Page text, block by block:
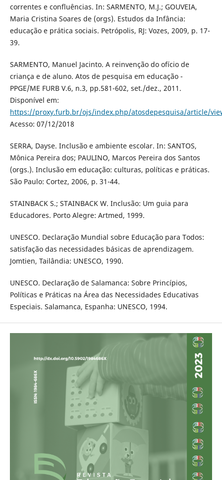
correntes e confluências. In: SARMENTO, M.J.; GOUVEIA,
Maria Cristina Soares de (orgs). Estudos da Infância:
educação e prática sociais. Petrópolis, RJ: Vozes, 2009, p. 17-
39.
SARMENTO, Manuel Jacinto. A reinvenção do ofício de
criança e de aluno. Atos de pesquisa em educação -
PPGE/ME FURB V.6, n.3, pp.581-602, set./dez., 2011.
Disponível em:
https://proxy.furb.br/ojs/index.php/atosdepesquisa/article/
Acesso: 07/12/2018
SERRA, Dayse. Inclusão e ambiente escolar. In: SANTOS,
Mônica Pereira dos; PAULINO, Marcos Pereira dos Santos
(orgs.). Inclusão em educação: culturas, políticas e práticas.
São Paulo: Cortez, 2006, p. 31-44.
STAINBACK S.; STAINBACK W. Inclusão: Um guia para
Educadores. Porto Alegre: Artmed, 1999.
UNESCO. Declaração Mundial sobre Educação para Todos:
satisfação das necessidades básicas de aprendizagem.
Jomtien, Tailândia: UNESCO, 1990.
UNESCO. Declaração de Salamanca: Sobre Princípios,
Políticas e Práticas na Área das Necessidades Educativas
Especiais. Salamanca, Espanha: UNESCO, 1994.